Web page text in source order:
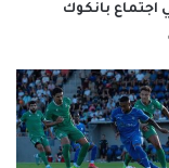
اجتماع بانكوك